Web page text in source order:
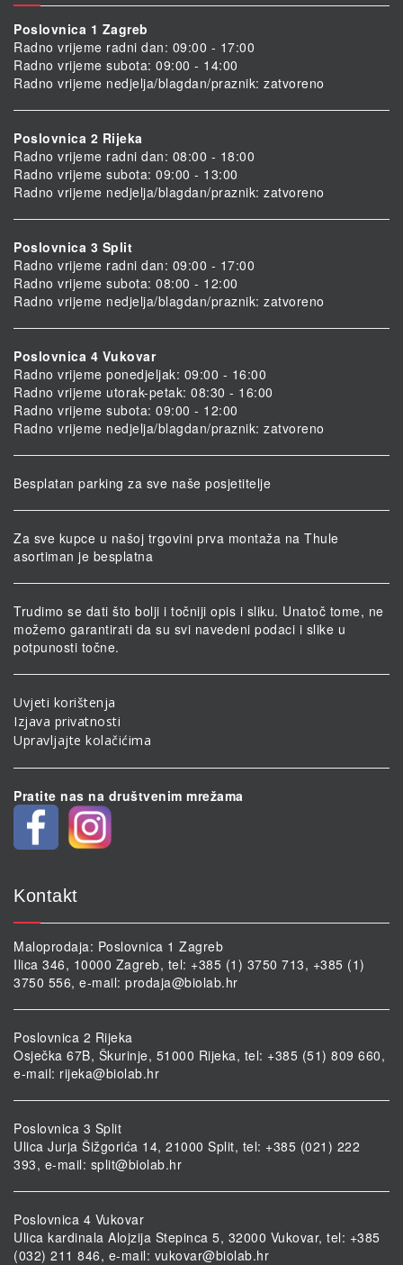
Poslovnica 1 Zagreb
Radno vrijeme radni dan: 09:00 - 17:00
Radno vrijeme subota: 09:00 - 14:00
Radno vrijeme nedjelja/blagdan/praznik: zatvoreno
Poslovnica 2 Rijeka
Radno vrijeme radni dan: 08:00 - 18:00
Radno vrijeme subota: 09:00 - 13:00
Radno vrijeme nedjelja/blagdan/praznik: zatvoreno
Poslovnica 3 Split
Radno vrijeme radni dan: 09:00 - 17:00
Radno vrijeme subota: 08:00 - 12:00
Radno vrijeme nedjelja/blagdan/praznik: zatvoreno
Poslovnica 4 Vukovar
Radno vrijeme ponedjeljak: 09:00 - 16:00
Radno vrijeme utorak-petak: 08:30 - 16:00
Radno vrijeme subota: 09:00 - 12:00
Radno vrijeme nedjelja/blagdan/praznik: zatvoreno
Besplatan parking za sve naše posjetitelje
Za sve kupce u našoj trgovini prva montaža na Thule
asortiman je besplatna
Trudimo se dati što bolji i točniji opis i sliku. Unatoč tome, ne
možemo garantirati da su svi navedeni podaci i slike u
potpunosti točne.
Uvjeti korištenja
Izjava privatnosti
Upravljajte kolačićima
Pratite nas na društvenim mrežama
Kontakt
Maloprodaja: Poslovnica 1 Zagreb
Ilica 346, 10000 Zagreb, tel: +385 (1) 3750 713, +385 (1)
3750 556, e-mail: prodaja@biolab.hr
Poslovnica 2 Rijeka
Osječka 67B, Škurinje, 51000 Rijeka, tel: +385 (51) 809 660,
e-mail: rijeka@biolab.hr
Poslovnica 3 Split
Ulica Jurja Šižgorića 14, 21000 Split, tel: +385 (021) 222
393, e-mail: split@biolab.hr
Poslovnica 4 Vukovar
Ulica kardinala Alojzija Stepinca 5, 32000 Vukovar, tel: +385
(032) 211 846, e-mail: vukovar@biolab.hr